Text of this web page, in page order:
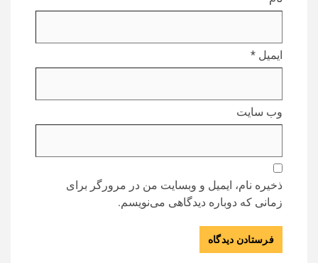
ایمیل *
وب‌ سایت
ذخیره نام، ایمیل و وبسایت من در مرورگر برای
زمانی که دوباره دیدگاهی می‌نویسم.